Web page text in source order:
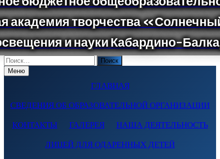
Поиск
по:Меню
ГЛАВНАЯ
СВЕДЕНИЯ ОБ ОБРАЗОВАТЕЛЬНОЙ ОРГАНИЗАЦИИ
КОНТАКТЫ ГАЛЕРЕЯ НАША ДЕЯТЕЛЬНОСТЬ
ЛИЦЕЙ ДЛЯ ОДАРЕННЫХ ДЕТЕЙ